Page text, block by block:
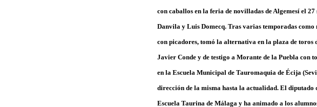
con caballos en la feria de novilladas de Algemesí el
Danvila y Luis Domecq. Tras varias temporadas
con picadores, tomó la alternativa en la plaza de
Javier Conde y de testigo a Morante de la Puebla con
en la Escuela Municipal de Tauromaquia de Écija
dirección de la misma hasta la actualidad. El diputado
Escuela Taurina de Málaga y ha animado a los